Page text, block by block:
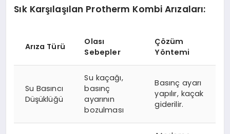
Sık Karşılaşılan Protherm Kombi Arızaları:
Arıza Türü
Olası
Sebepler
Çözüm
Yöntemi
Su Basıncı
Düşüklüğü
Su kaçağı,
basınç
ayarının
bozulması
Basınç ayarı
yapılır, kaçak
giderilir.